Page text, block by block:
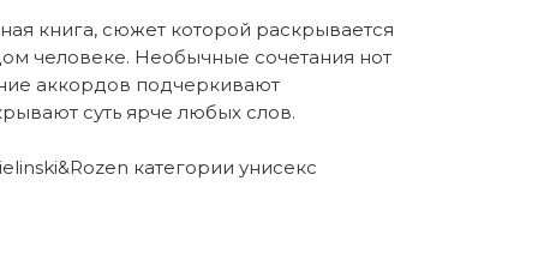
книга, сюжет которой раскрывается
человеке. Необычные сочетания нот
аккордов подчеркивают
суть ярче любых слов.
категории унисекс